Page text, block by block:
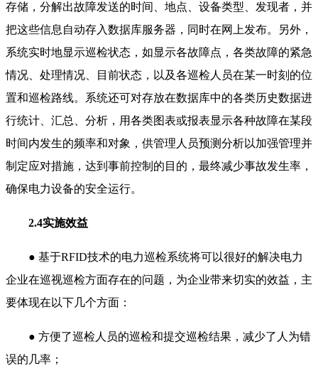
存储，分解出故障发送的时间、地点、设备类型、发现者，并
把这些信息自动存入数据库服务器，同时在网上发布。另外，
系统实时地显示巡检状态，如显示各故障点，各类故障的紧急
情况、处理情况、目前状态，以及各巡检人员在某一时刻的位
置和巡检路线。系统还可对存放在数据库中的各类历史数据进
行统计、汇总、分析，用各类图表或报表显示各种故障在某段
时间内发生的频率和对象，供管理人员预测分析以加强管理并
制定应对措施，达到事前控制的目的，最终减少事故发生率，
确保电力设备的安全运行。
2.4实施效益
● 基于RFID技术的电力巡检系统将可以很好的解决电力
企业在巡视巡检方面存在的问题，为企业带来切实的效益，主
要体现在以下几个方面：
● 方便了巡检人员的巡检和提交巡检结果，减少了人为错
误的几率；